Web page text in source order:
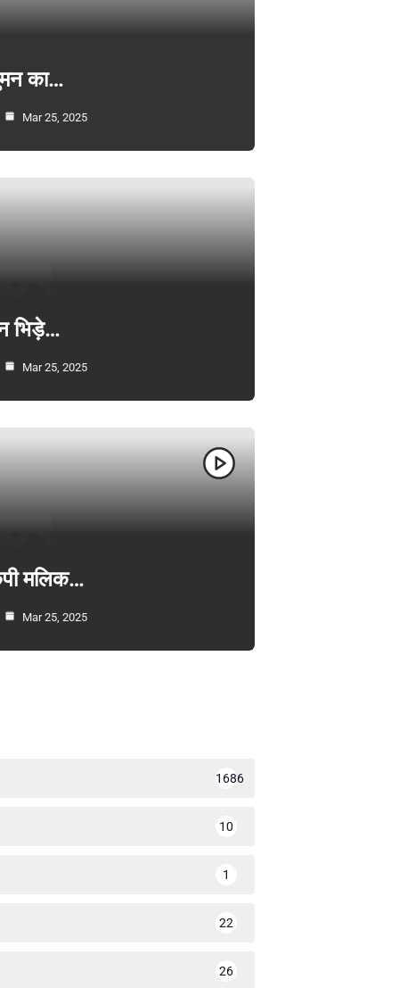
का…
Mar 25, 2025
भिड़े…
Mar 25, 2025
मलिक…
Mar 25, 2025
1686
10
1
22
26